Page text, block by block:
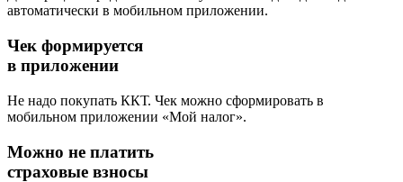
автоматически в мобильном приложении.
Чек формируется
в приложении
Не надо покупать ККТ. Чек можно сформировать в
мобильном приложении «Мой налог».
Можно не платить
страховые взносы